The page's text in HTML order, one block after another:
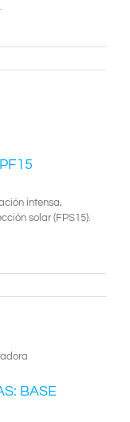
intensa,
solar (FPS15).
BASE